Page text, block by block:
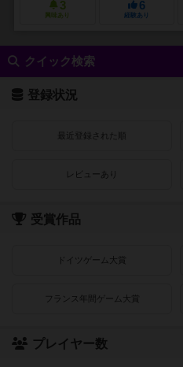
3
興味あり
6
経験あり
クイック検索
登録状況
最近登録された順
レビューあり
受賞作品
ドイツゲーム大賞
フランス年間ゲーム大賞
プレイヤー数